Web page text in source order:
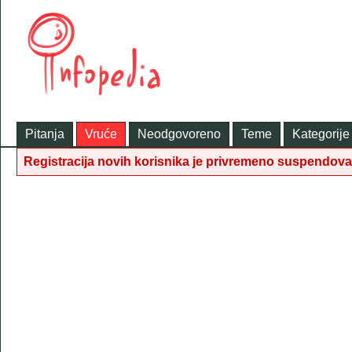
Pitanja Vruće Neodgovoreno Teme Kategorije
Registracija novih korisnika je privremeno